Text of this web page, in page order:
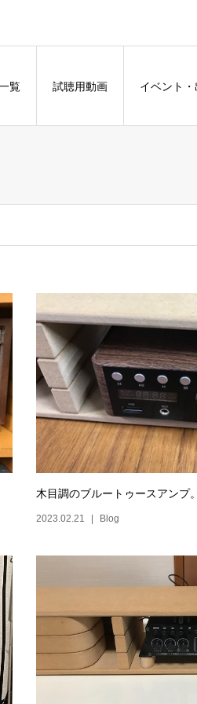
覧 試聴用動画 イベント
木目調のブルートゥースアンプ。
2023.02.21 Blog